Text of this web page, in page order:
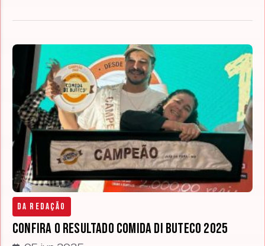
Da Redação
Confira o resultado Comida di Buteco 2025